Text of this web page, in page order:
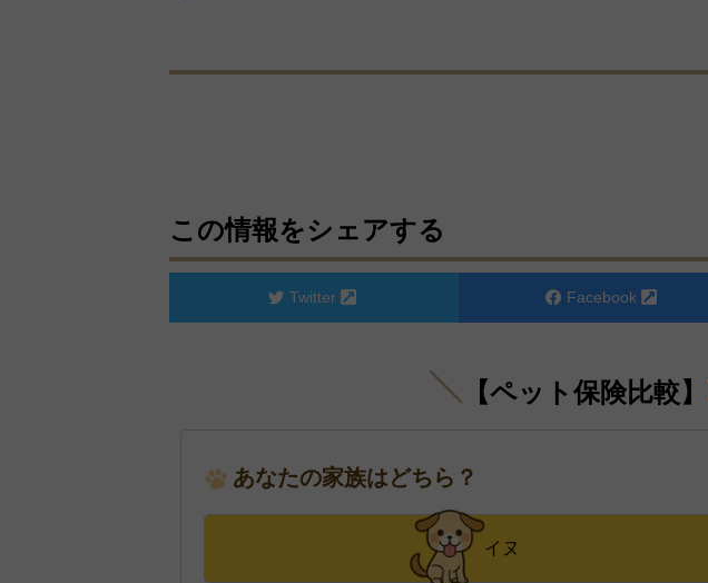
この情報をシェアする
Twitter Facebook
【ペット保険比較】
あなたの家族はどちら？
イヌ